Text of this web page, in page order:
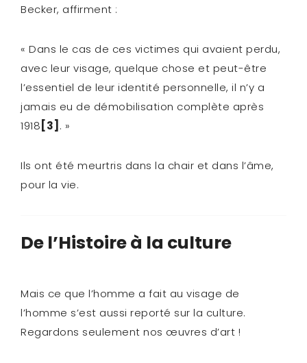
Becker, affirment :
« Dans le cas de ces victimes qui avaient perdu,
avec leur visage, quelque chose et peut-être
l’essentiel de leur identité personnelle, il n’y a
jamais eu de démobilisation complète après
1918 [3] . »
Ils ont été meurtris dans la chair et dans l’âme,
pour la vie.
De l’Histoire à la culture
Mais ce que l’homme a fait au visage de
l’homme s’est aussi reporté sur la culture.
Regardons seulement nos œuvres d’art !